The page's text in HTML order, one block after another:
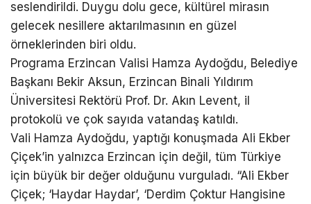
seslendirildi. Duygu dolu gece, kültürel mirasın
gelecek nesillere aktarılmasının en güzel
örneklerinden biri oldu.
Programa Erzincan Valisi Hamza Aydoğdu, Belediye
Başkanı Bekir Aksun, Erzincan Binali Yıldırım
Üniversitesi Rektörü Prof. Dr. Akın Levent, il
protokolü ve çok sayıda vatandaş katıldı.
Vali Hamza Aydoğdu, yaptığı konuşmada Ali Ekber
Çiçek’in yalnızca Erzincan için değil, tüm Türkiye
için büyük bir değer olduğunu vurguladı. “Ali Ekber
Çiçek; ‘Haydar Haydar’, ‘Derdim Çoktur Hangisine